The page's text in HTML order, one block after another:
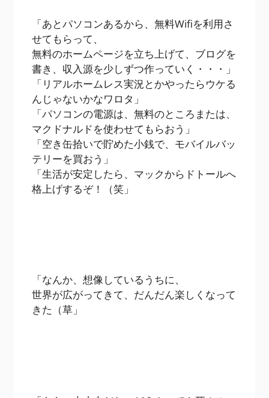
「あとパソコンあるから、無料Wifiを利用さ
せてもらって、
無料のホームページを立ち上げて、ブログを
書き、収入源を少しずつ作っていく・・・」
「リアルホームレス実況とかやったらウケる
んじゃないかなワロタ」
「パソコンの電源は、無料のところまたは、
マクドナルドを使わせてもらおう」
「空き缶拾いで貯めた小銭で、モバイルバッ
テリーを買おう」
「生活が安定したら、マックからドトールへ
格上げするぞ！（笑」
「なんか、想像しているうちに、
世界が広がってきて、だんだん楽しくなって
きた（草」